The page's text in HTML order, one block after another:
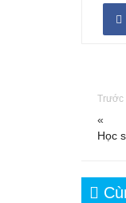
Trước
«
Học